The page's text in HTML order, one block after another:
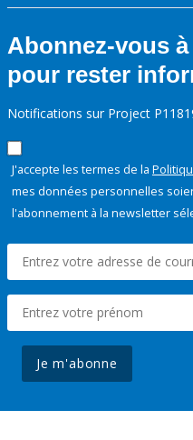
Abonnez-vous
pour rester
Notifications sur Project
J'accepte les termes de la
mes données personnelles
l'abonnement à la newsletter
Je m'abonne